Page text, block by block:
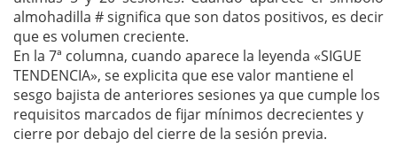
almohadilla # significa que son datos positivos, es decir
que es volumen creciente.
En la 7ª columna, cuando aparece la leyenda «SIGUE
TENDENCIA», se explicita que ese valor mantiene el
sesgo bajista de anteriores sesiones ya que cumple los
requisitos marcados de fijar mínimos decrecientes y
cierre por debajo del cierre de la sesión previa.